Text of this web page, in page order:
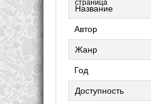
Название
Автор
Жанр
Год
Доступность